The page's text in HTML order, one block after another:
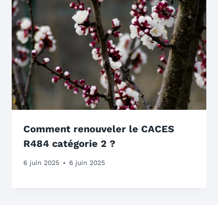
Comment renouveler le CACES
R484 catégorie 2 ?
6 juin 2025 6 juin 2025